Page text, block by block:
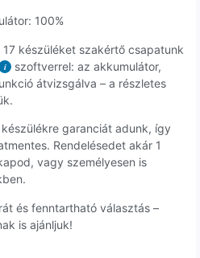
100%
készüléket szakértő csapatunk
i
szoftverrel: az akkumulátor,
átvizsgálva – a részletes
garanciát adunk, így
Rendelésedet akár 1
vagy személyesen is
és fenntartható választás –
is ajánljuk!